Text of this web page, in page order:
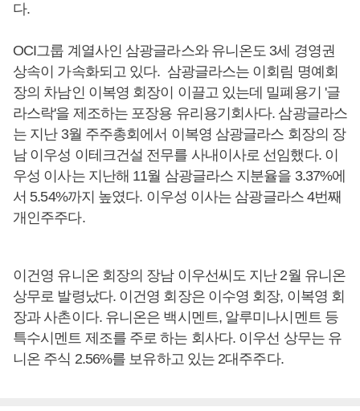
다.
OCI그룹 계열사인 삼광글라스와 유니온도 3세 경영권
상속이 가속화되고 있다. 삼광글라스는 이회림 명예회
장의 차남인 이복영 회장이 이끌고 있는데 밀폐용기 '글
라스락'을 제조하는 포장용 유리용기회사다. 삼광글라스
는 지난 3월 주주총회에서 이복영 삼광글라스 회장의 장
남 이우성 이테크건설 전무를 사내이사로 선임했다. 이
우성 이사는 지난해 11월 삼광글라스 지분율을 3.37%에
서 5.54%까지 높였다. 이우성 이사는 삼광글라스 4번째
개인주주다.
이건영 유니온 회장의 장남 이우선씨도 지난 2월 유니온
상무로 발령났다. 이건영 회장은 이수영 회장, 이복영 회
장과 사촌이다. 유니온은 백시멘트, 알루미나시멘트 등
특수시멘트 제조를 주로 하는 회사다. 이우선 상무는 유
니온 주식 2.56%를 보유하고 있는 2대주주다.